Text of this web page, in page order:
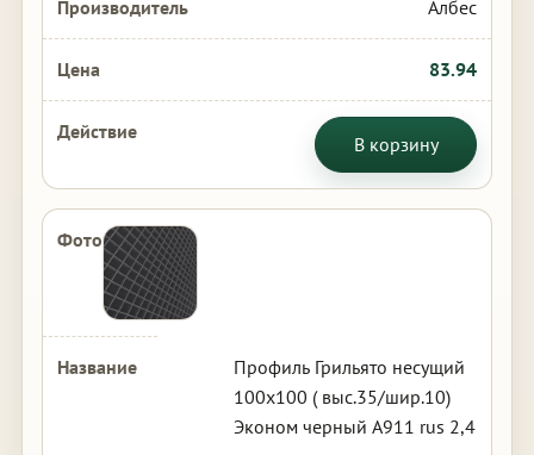
Албес
83.94
В корзину
Профиль Грильято несущий
100х100 ( выс.35/шир.10)
Эконом черный А911 rus 2,4